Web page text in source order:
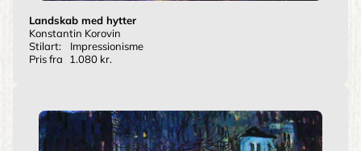
Landskab med hytter
Konstantin Korovin
Stilart:
Impressionisme
Pris fra
1.080 kr.